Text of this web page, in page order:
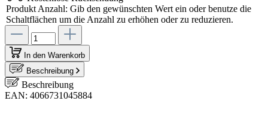
Produkt Anzahl: Gib den gewünschten Wert ein oder benutze die
Schaltflächen um die Anzahl zu erhöhen oder zu reduzieren.
In den Warenkorb
Beschreibung
Beschreibung
EAN: 4066731045884